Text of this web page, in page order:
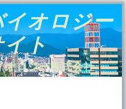
オロジー
ト
オロジー株式会社